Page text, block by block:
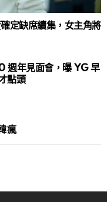
定缺席續集，女主角將
週年見面會，曝 YG 早
點頭
瘋